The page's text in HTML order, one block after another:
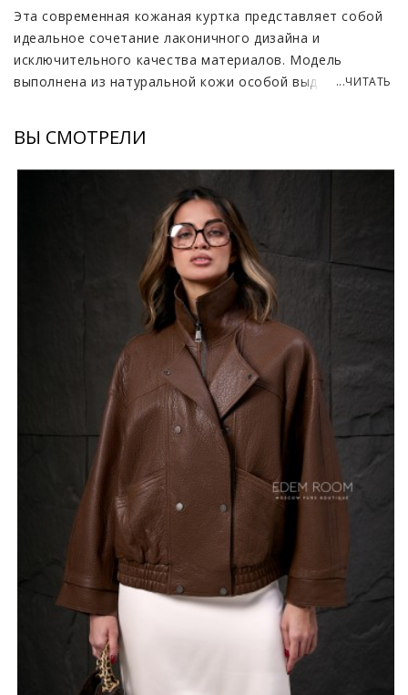
Эта современная кожаная куртка представляет собой
идеальное сочетание лаконичного дизайна и
исключительного качества материалов. Модель
выполнена из натуральной кожи особой выделки
оставаясь при этом мягкой и эластичной. Благородный
коричневый и классический черный оттенки позволяют
легко вписать изделие в любой гардероб, создавая
стильную базу для повседневных городских образов.
Прямой крой и оптимальная длина обеспечивают
свободу движений и комфортную посадку на разные
типы фигуры, что делает куртку практичным выбором
для активного ритма жизни.
Высокое качество турецкого производства
гарантирует безупречное исполнение каждой детали,
от ровных аккуратных швов до надежной и
долговечной фурнитуры. Натуральная кожа
превосходно защищает от ветра и поддерживает
комфортный микроклимат, что особенно важно в
переменчивую демисезонную погоду. Благодаря
минималистичному стилю без избыточного декора,
модель выглядит актуально вне зависимости от
капризов моды и легко комбинируется как с базовым
денимом, так и со строгими офисными брюками или
женственными платьями. Широкая размерная сетка
позволяет подобрать идеальный вариант, который
подчеркнет индивидуальность и обеспечит
уверенность в себе. Это достойная инвестиция в
персональный стиль для женщин, которые ценят
долговечность, тактильный уют и эстетическую
...ЧИТАТЬ
ВЫ СМОТРЕЛИ